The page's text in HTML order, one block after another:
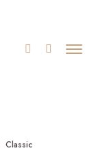
Classic